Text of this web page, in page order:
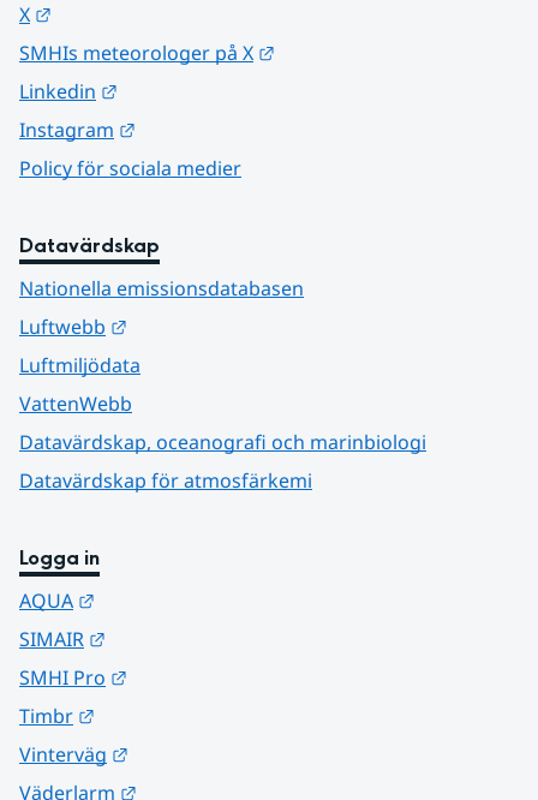
X
SMHIs meteorologer på X
Linkedin
Instagram
Policy för sociala medier
Datavärdskap
Nationella emissionsdatabasen
Luftwebb
Luftmiljödata
VattenWebb
Datavärdskap, oceanografi och marinbiologi
Datavärdskap för atmosfärkemi
Logga in
AQUA
SIMAIR
SMHI Pro
Timbr
Vinterväg
Väderlarm